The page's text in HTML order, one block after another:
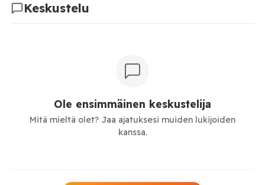
Keskustelu
Ole ensimmäinen keskustelija
Mitä mieltä olet? Jaa ajatuksesi muiden lukijoiden
kanssa.